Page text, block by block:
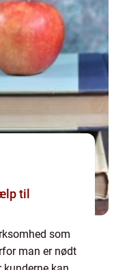
til
som
man er nødt